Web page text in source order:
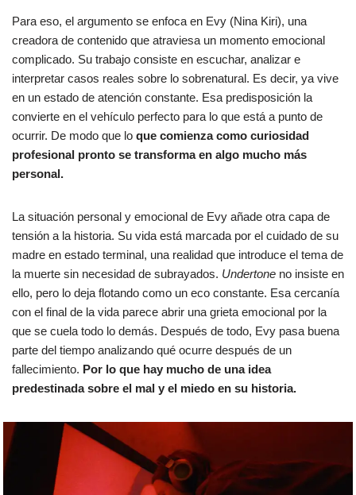
Para eso, el argumento se enfoca en Evy (Nina Kiri), una
creadora de contenido que atraviesa un momento emocional
complicado. Su trabajo consiste en escuchar, analizar e
interpretar casos reales sobre lo sobrenatural. Es decir, ya vive
en un estado de atención constante. Esa predisposición la
convierte en el vehículo perfecto para lo que está a punto de
ocurrir. De modo que lo que comienza como curiosidad
profesional pronto se transforma en algo mucho más
personal.
La situación personal y emocional de Evy añade otra capa de
tensión a la historia. Su vida está marcada por el cuidado de su
madre en estado terminal, una realidad que introduce el tema de
la muerte sin necesidad de subrayados. Undertone no insiste en
ello, pero lo deja flotando como un eco constante. Esa cercanía
con el final de la vida parece abrir una grieta emocional por la
que se cuela todo lo demás. Después de todo, Evy pasa buena
parte del tiempo analizando qué ocurre después de un
fallecimiento. Por lo que hay mucho de una idea
predestinada sobre el mal y el miedo en su historia.